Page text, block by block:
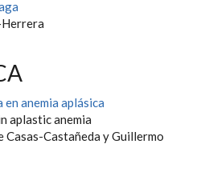
Herrera
anemia aplásica
aplastic anemia
Casas-Castañeda y Guillermo